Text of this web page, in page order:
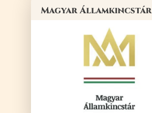
Magyar Államkincstár